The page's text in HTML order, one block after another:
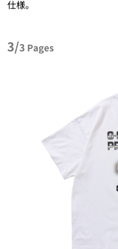
仕様。
3/3 Pages